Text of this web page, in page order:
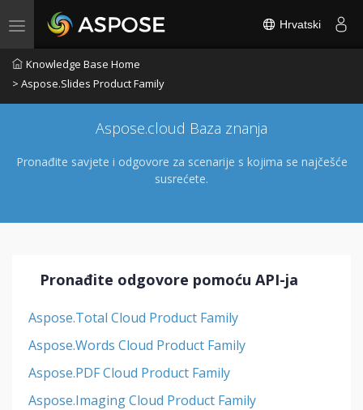
Toggle navigation Hrvatski
Knowledge Base Home
> Aspose.Slides Product Family
Aspose.cloud Baza znanja
Pronađite savjete i odgovore za scenarije s kojima se najčešće
susrećete.
Pronađite odgovore pomoću API-ja
Aspose.Total Cloud Product Family
Aspose.Words Cloud Product Family
Aspose.PDF Cloud Product Family
Aspose.Imaging Cloud Product Family